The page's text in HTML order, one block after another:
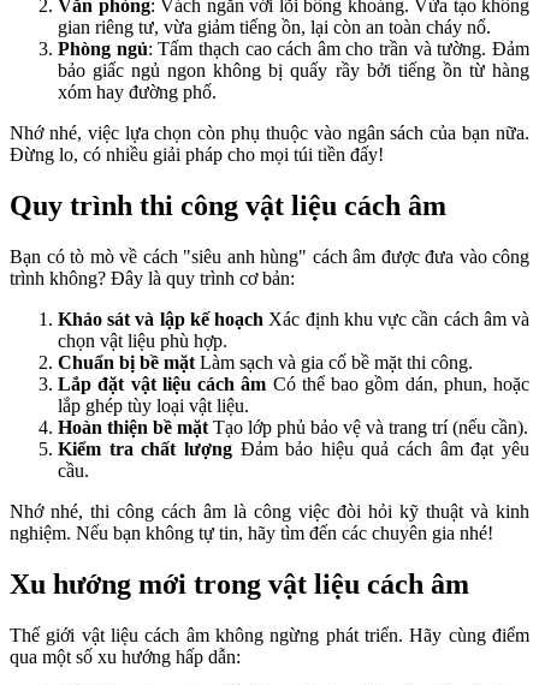
Văn phòng: Vách ngăn với lõi bông khoáng. Vừa tạo không
gian riêng tư, vừa giảm tiếng ồn, lại còn an toàn cháy nổ.
Phòng ngủ: Tấm thạch cao cách âm cho trần và tường. Đảm
bảo giấc ngủ ngon không bị quấy rầy bởi tiếng ồn từ hàng
xóm hay đường phố.
Nhớ nhé, việc lựa chọn còn phụ thuộc vào ngân sách của bạn nữa.
Đừng lo, có nhiều giải pháp cho mọi túi tiền đấy!
Quy trình thi công vật liệu cách âm
Bạn có tò mò về cách "siêu anh hùng" cách âm được đưa vào công
trình không? Đây là quy trình cơ bản:
Khảo sát và lập kế hoạch Xác định khu vực cần cách âm và
chọn vật liệu phù hợp.
Chuẩn bị bề mặt Làm sạch và gia cố bề mặt thi công.
Lắp đặt vật liệu cách âm Có thể bao gồm dán, phun, hoặc
lắp ghép tùy loại vật liệu.
Hoàn thiện bề mặt Tạo lớp phủ bảo vệ và trang trí (nếu cần).
Kiểm tra chất lượngĐảm bảo hiệu quả cách âm đạt yêu
cầu.
Nhớ nhé, thi công cách âm là công việc đòi hỏi kỹ thuật và kinh
nghiệm. Nếu bạn không tự tin, hãy tìm đến các chuyên gia nhé!
Xu hướng mới trong vật liệu cách âm
Thế giới vật liệu cách âm không ngừng phát triển. Hãy cùng điểm
qua một số xu hướng hấp dẫn: